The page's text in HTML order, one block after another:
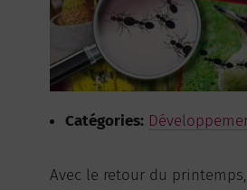
Catégories:
Avec le retour du